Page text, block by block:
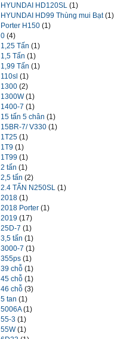
HYUNDAI HD120SL(1)
HYUNDAI HD99 Thùng mui Bạt(1)
Porter H150(1)
0(4)
1,25 Tấn(1)
1,5 Tấn(1)
1,99 Tấn(1)
110sl(1)
1300(2)
1300W(1)
1400-7(1)
15 tấn 5 chân(1)
15BR-7/ V330(1)
1T25(1)
1T9(1)
1T99(1)
2 tấn(1)
2,5 tấn(2)
2.4 TẤN N250SL(1)
2018(1)
2018 Porter(1)
2019(17)
25D-7(1)
3,5 tấn(1)
3000-7(1)
355ps(1)
39 chỗ(1)
45 chỗ(1)
46 chỗ(3)
5 tan(1)
5006A(1)
55-3(1)
55W(1)